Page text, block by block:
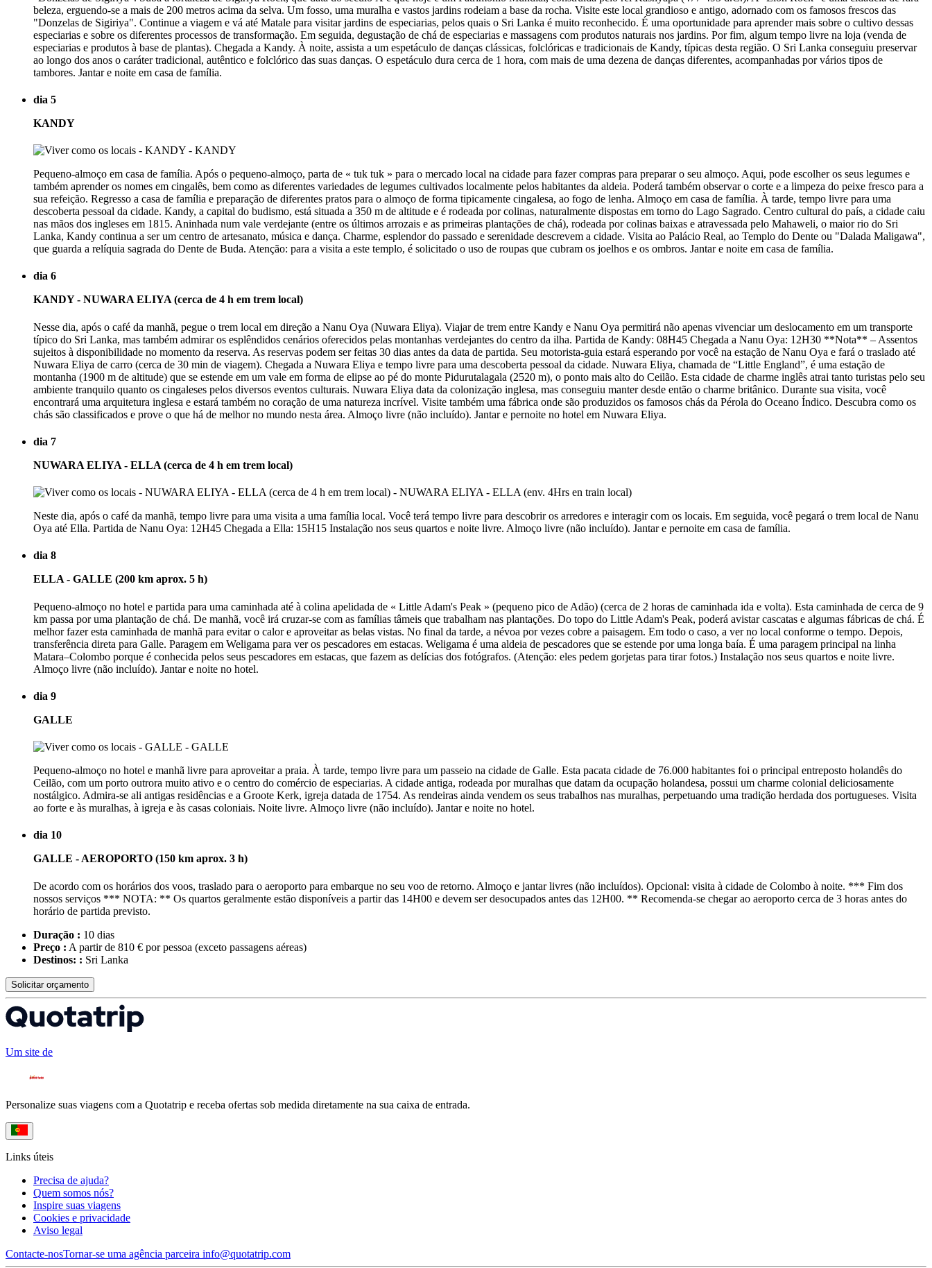
beleza, erguendo-se a mais de 200 metros acima da selva. Um fosso, uma muralha e vastos jardins rodeiam a base da rocha. Visite este local grandioso e antigo, adornado com os famosos frescos das
"Donzelas de Sigiriya". Continue a viagem e vá até Matale para visitar jardins de especiarias, pelos quais o Sri Lanka é muito reconhecido. É uma oportunidade para aprender mais sobre o cultivo dessas
especiarias e sobre os diferentes processos de transformação. Em seguida, degustação de chá de especiarias e massagens com produtos naturais nos jardins. Por fim, algum tempo livre na loja (venda de
especiarias e produtos à base de plantas). Chegada a Kandy. À noite, assista a um espetáculo de danças clássicas, folclóricas e tradicionais de Kandy, típicas desta região. O Sri Lanka conseguiu preservar
ao longo dos anos o caráter tradicional, autêntico e folclórico das suas danças. O espetáculo dura cerca de 1 hora, com mais de uma dezena de danças diferentes, acompanhadas por vários tipos de
tambores. Jantar e noite em casa de família.
dia 5
KANDY
Pequeno-almoço em casa de família. Após o pequeno-almoço, parta de « tuk tuk » para o mercado local na cidade para fazer compras para preparar o seu almoço. Aqui, pode escolher os seus legumes e
também aprender os nomes em cingalês, bem como as diferentes variedades de legumes cultivados localmente pelos habitantes da aldeia. Poderá também observar o corte e a limpeza do peixe fresco para a
sua refeição. Regresso a casa de família e preparação de diferentes pratos para o almoço de forma tipicamente cingalesa, ao fogo de lenha. Almoço em casa de família. À tarde, tempo livre para uma
descoberta pessoal da cidade. Kandy, a capital do budismo, está situada a 350 m de altitude e é rodeada por colinas, naturalmente dispostas em torno do Lago Sagrado. Centro cultural do país, a cidade caiu
nas mãos dos ingleses em 1815. Aninhada num vale verdejante (entre os últimos arrozais e as primeiras plantações de chá), rodeada por colinas baixas e atravessada pelo Mahaweli, o maior rio do Sri
Lanka, Kandy continua a ser um centro de artesanato, música e dança. Charme, esplendor do passado e serenidade descrevem a cidade. Visita ao Palácio Real, ao Templo do Dente ou "Dalada Maligawa",
que guarda a relíquia sagrada do Dente de Buda. Atenção: para a visita a este templo, é solicitado o uso de roupas que cubram os joelhos e os ombros. Jantar e noite em casa de família.
dia 6
KANDY - NUWARA ELIYA (cerca de 4 h em trem local)
Nesse dia, após o café da manhã, pegue o trem local em direção a Nanu Oya (Nuwara Eliya). Viajar de trem entre Kandy e Nanu Oya permitirá não apenas vivenciar um deslocamento em um transporte
típico do Sri Lanka, mas também admirar os esplêndidos cenários oferecidos pelas montanhas verdejantes do centro da ilha. Partida de Kandy: 08H45 Chegada a Nanu Oya: 12H30 **Nota** – Assentos
sujeitos à disponibilidade no momento da reserva. As reservas podem ser feitas 30 dias antes da data de partida. Seu motorista-guia estará esperando por você na estação de Nanu Oya e fará o traslado até
Nuwara Eliya de carro (cerca de 30 min de viagem). Chegada a Nuwara Eliya e tempo livre para uma descoberta pessoal da cidade. Nuwara Eliya, chamada de “Little England”, é uma estação de
montanha (1900 m de altitude) que se estende em um vale em forma de elipse ao pé do monte Pidurutalagala (2520 m), o ponto mais alto do Ceilão. Esta cidade de charme inglês atrai tanto turistas pelo seu
ambiente tranquilo quanto os cingaleses pelos diversos eventos culturais. Nuwara Eliya data da colonização inglesa, mas conseguiu manter desde então o charme britânico. Durante sua visita, você
encontrará uma arquitetura inglesa e estará também no coração de uma natureza incrível. Visite também uma fábrica onde são produzidos os famosos chás da Pérola do Oceano Índico. Descubra como os
chás são classificados e prove o que há de melhor no mundo nesta área. Almoço livre (não incluído). Jantar e pernoite no hotel em Nuwara Eliya.
dia 7
NUWARA ELIYA - ELLA (cerca de 4 h em trem local)
Neste dia, após o café da manhã, tempo livre para uma visita a uma família local. Você terá tempo livre para descobrir os arredores e interagir com os locais. Em seguida, você pegará o trem local de Nanu
Oya até Ella. Partida de Nanu Oya: 12H45 Chegada a Ella: 15H15 Instalação nos seus quartos e noite livre. Almoço livre (não incluído). Jantar e pernoite em casa de família.
dia 8
ELLA - GALLE (200 km aprox. 5 h)
Pequeno-almoço no hotel e partida para uma caminhada até à colina apelidada de « Little Adam's Peak » (pequeno pico de Adão) (cerca de 2 horas de caminhada ida e volta). Esta caminhada de cerca de 9
km passa por uma plantação de chá. De manhã, você irá cruzar-se com as famílias tâmeis que trabalham nas plantações. Do topo do Little Adam's Peak, poderá avistar cascatas e algumas fábricas de chá. É
melhor fazer esta caminhada de manhã para evitar o calor e aproveitar as belas vistas. No final da tarde, a névoa por vezes cobre a paisagem. Em todo o caso, a ver no local conforme o tempo. Depois,
transferência direta para Galle. Paragem em Weligama para ver os pescadores em estacas. Weligama é uma aldeia de pescadores que se estende por uma longa baía. É uma paragem principal na linha
Matara–Colombo porque é conhecida pelos seus pescadores em estacas, que fazem as delícias dos fotógrafos. (Atenção: eles pedem gorjetas para tirar fotos.) Instalação nos seus quartos e noite livre.
Almoço livre (não incluído). Jantar e noite no hotel.
dia 9
GALLE
Pequeno-almoço no hotel e manhã livre para aproveitar a praia. À tarde, tempo livre para um passeio na cidade de Galle. Esta pacata cidade de 76.000 habitantes foi o principal entreposto holandês do
Ceilão, com um porto outrora muito ativo e o centro do comércio de especiarias. A cidade antiga, rodeada por muralhas que datam da ocupação holandesa, possui um charme colonial deliciosamente
nostálgico. Admira-se ali antigas residências e a Groote Kerk, igreja datada de 1754. As rendeiras ainda vendem os seus trabalhos nas muralhas, perpetuando uma tradição herdada dos portugueses. Visita
ao forte e às muralhas, à igreja e às casas coloniais. Noite livre. Almoço livre (não incluído). Jantar e noite no hotel.
dia 10
GALLE - AEROPORTO (150 km aprox. 3 h)
De acordo com os horários dos voos, traslado para o aeroporto para embarque no seu voo de retorno. Almoço e jantar livres (não incluídos). Opcional: visita à cidade de Colombo à noite. *** Fim dos
nossos serviços *** NOTA: ** Os quartos geralmente estão disponíveis a partir das 14H00 e devem ser desocupados antes das 12H00. ** Recomenda-se chegar ao aeroporto cerca de 3 horas antes do
horário de partida previsto.
Duração : 10 dias
Preço : A partir de 810 € por pessoa (exceto passagens aéreas)
Destinos: : Sri Lanka
Solicitar orçamento
Um site de
Personalize suas viagens com a Quotatrip e receba ofertas sob medida diretamente na sua caixa de entrada.
Links úteis
Precisa de ajuda?
Quem somos nós?
Inspire suas viagens
Cookies e privacidade
Aviso legal
Contacte-nosTornar-se uma agência parceira info@quotatrip.com